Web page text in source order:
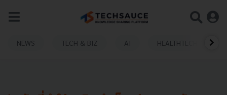
NEWS TECH & BIZ AI HEALTHTECH